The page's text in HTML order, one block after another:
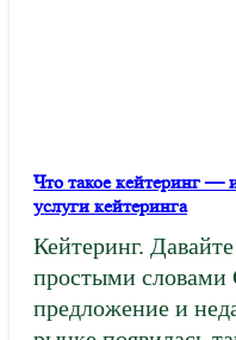
Что такое кейтеринг —
услуги кейтеринга
Кейтеринг.
простыми словами
предложение и